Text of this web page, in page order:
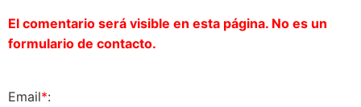
El comentario será visible en esta página. No es un
formulario de contacto.
Email*: